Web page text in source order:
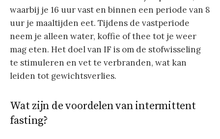
waarbij je 16 uur vast en binnen een periode van 8
uur je maaltijden eet. Tijdens de vastperiode
neem je alleen water, koffie of thee tot je weer
mag eten. Het doel van IF is om de stofwisseling
te stimuleren en vet te verbranden, wat kan
leiden tot gewichtsverlies.
Wat zijn de voordelen van intermittent
fasting?